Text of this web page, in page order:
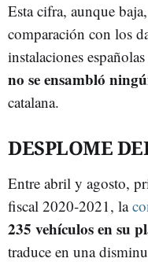
Esta cifra, aunque baja,
comparación con los
instalaciones
no se ensambló
catalana.
DESPLOME
Entre abril y agosto,
fiscal 2020-2021, la
235 vehículos en su
traduce en una